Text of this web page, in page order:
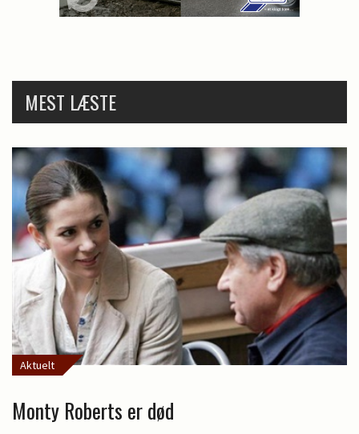
MEST LÆSTE
Aktuelt
Monty Roberts er død